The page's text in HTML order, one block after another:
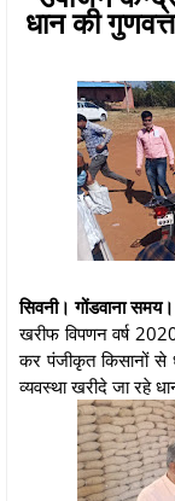
धान की
सिवनी। गोंडवाना समय।
खरीफ विपणन वर्ष
कर पंजीकृत किसानों से
व्यवस्था खरीदे जा रहे